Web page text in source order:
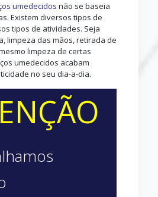
umedecidos não se baseia
Existem diversos tipos de
tipos de atividades. Seja
limpeza das mãos, retirada de
limpeza de certas
umedecidos acabam
no seu dia-a-dia.